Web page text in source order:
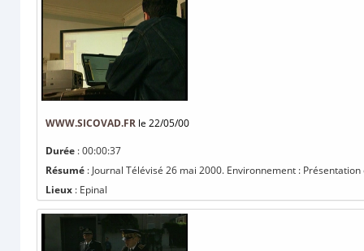
WWW.SICOVAD.FR le 22/05/00
Durée : 00:00:37
Résumé : Journal Télévisé 26 mai 2000. Environnement :
Lieux : Epinal